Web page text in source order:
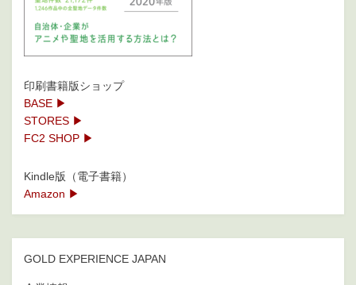
印刷書籍版ショップ
BASE ▶
STORES ▶
FC2 SHOP ▶
Kindle版（電子書籍）
Amazon ▶
GOLD EXPERIENCE JAPAN